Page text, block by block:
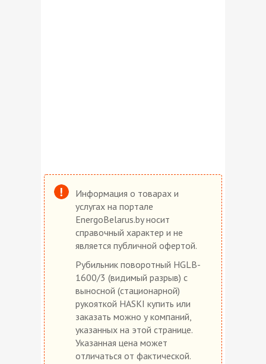
Информация о товарах и
услугах на портале
EnergoBelarus.by носит
справочный характер и не
является публичной офертой.
Рубильник поворотный HGLB-
1600/3 (видимый разрыв) с
выносной (стационарной)
рукояткой HASKI купить или
заказать можно у компаний,
указанных на этой странице.
Указанная цена может
отличаться от фактической.